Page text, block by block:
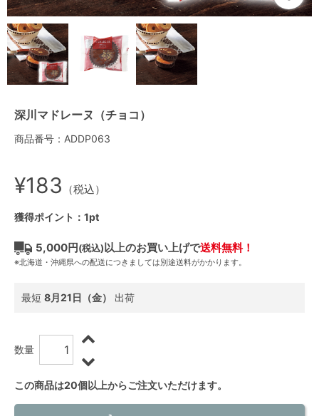
深川マドレーヌ（チョコ）
商品番号：ADDP063
¥183 （税込）
獲得ポイント：1pt
5,000円(税込)以上のお買い上げで送料無料！
※北海道・沖縄県への配送につきましては別途送料がかかります。
最短 8月21日（金） 出荷
数量
この商品は20個以上からご注文いただけます。